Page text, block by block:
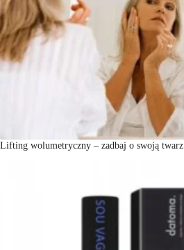
Lifting wolumetryczny – zadbaj o swoją twarz